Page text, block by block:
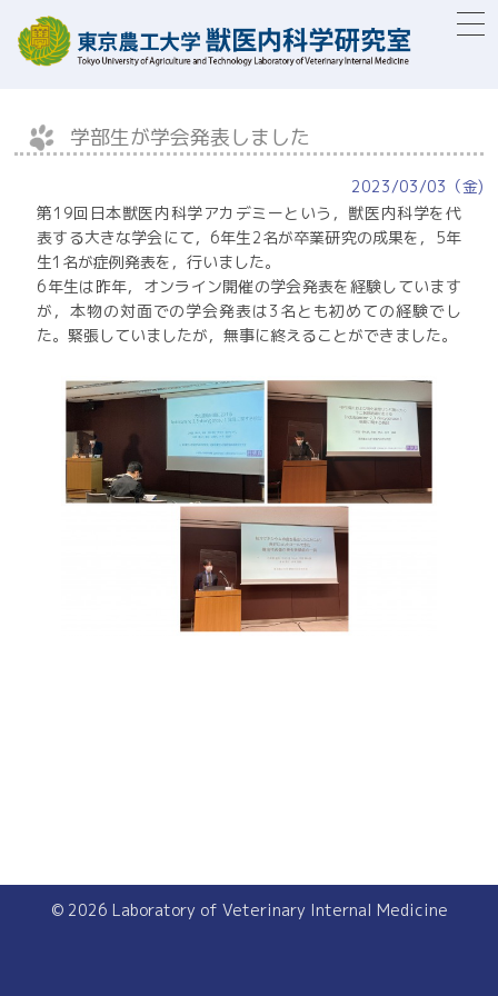
学部生が学会発表しました
2023/03/03（金)
第19回日本獣医内科学アカデミーという，獣医内科学を代
表する大きな学会にて，6年生2名が卒業研究の成果を，5年
生1名が症例発表を，行いました。
6年生は昨年，オンライン開催の学会発表を経験しています
が，本物の対面での学会発表は3名とも初めての経験でし
た。緊張していましたが，無事に終えることができました。
© 2026 Laboratory of Veterinary Internal Medicine